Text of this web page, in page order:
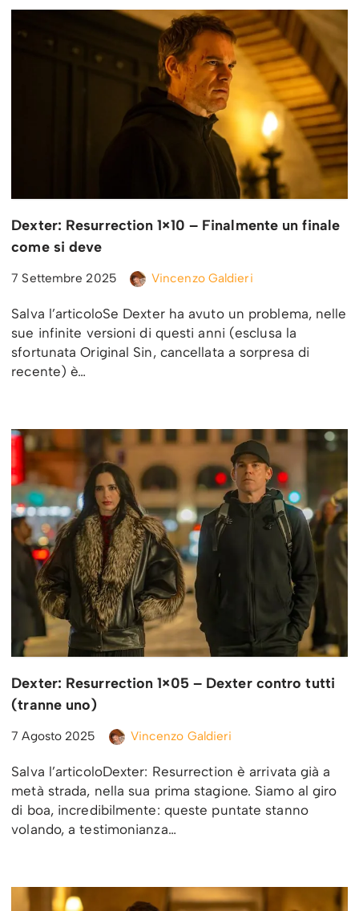
Dexter: Resurrection 1×10 – Finalmente un finale
come si deve
7 Settembre 2025 Vincenzo Galdieri
Salva l’articoloSe Dexter ha avuto un problema, nelle
sue infinite versioni di questi anni (esclusa la
sfortunata Original Sin, cancellata a sorpresa di
recente) è…
Dexter: Resurrection 1×05 – Dexter contro tutti
(tranne uno)
7 Agosto 2025 Vincenzo Galdieri
Salva l’articoloDexter: Resurrection è arrivata già a
metà strada, nella sua prima stagione. Siamo al giro
di boa, incredibilmente: queste puntate stanno
volando, a testimonianza…